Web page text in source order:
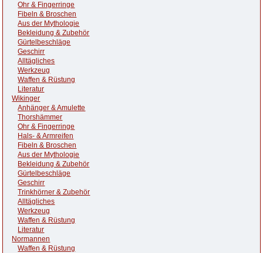
Ohr & Fingerringe
Fibeln & Broschen
Aus der Mythologie
Bekleidung & Zubehör
Gürtelbeschläge
Geschirr
Alltägliches
Werkzeug
Waffen & Rüstung
Literatur
Wikinger
Anhänger & Amulette
Thorshämmer
Ohr & Fingerringe
Hals- & Armreifen
Fibeln & Broschen
Aus der Mythologie
Bekleidung & Zubehör
Gürtelbeschläge
Geschirr
Trinkhörner & Zubehör
Alltägliches
Werkzeug
Waffen & Rüstung
Literatur
Normannen
Waffen & Rüstung